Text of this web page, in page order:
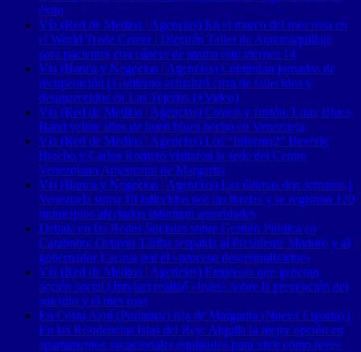
éxito
Vía (Red de Medios | Agencias) En el marco del mes rosa en
el World Trade Center | Dictarán Taller de Automaquillaje
para pacientes con cáncer de mama este viernes 14
Vía (Banca y Negocios | Agencias) Continúan jornadas de
recuperación | Gobierno actualizó cifra de fallecidos y
desaparecidos en Las Tejerías (+Video)
Vía (Red de Medios | Agencias) Covers y fusión: Luna Blues
Band veinte años de buen blues hecho en Venezuela
Vía (Red de Medios | Agencias) Los “Informa2” Beverly
Bracho y Carlos Romero visitaron la sede del Centro
Venezolano Americano de Margarita
Vía (Banca y Negocios | Agencias) Las últimas dos semanas |
Venezuela suma 18 fallecidos por las lluvias y se registran 120
municipios afectados informan autoridades
Debate en las Redes Sociales sobre Gestión Pública en
Carabobo: Octavio Táriba respalda al Presidente Maduro y al
gobernador Lacava por el «proceso descentralizador»
Vía (Red de Medios | Agencias) Empresas que generan
acción social | Intylact realizó «lives» sobre la prevención del
suicidio y el mes rosa
En Costa Azul (Porlamar) isla de Margarita (Nueva Esparta) |
En las Residencias Islas del Rey: Alquila la mejor opción en
apartamentos vacacionales equipados para vivir como reyes